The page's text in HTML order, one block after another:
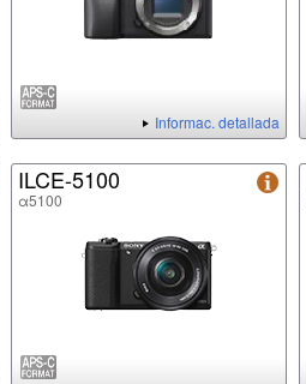
Informac. detallada
ILCE-5100
α5100